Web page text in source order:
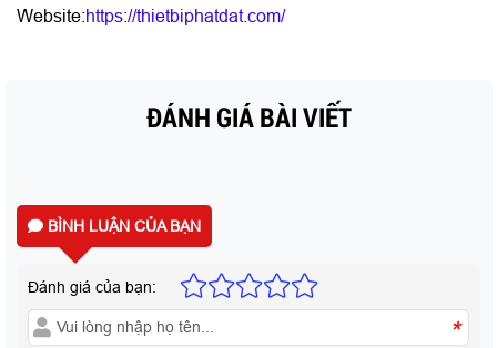
Website:https://thietbiphatdat.com/
ĐÁNH GIÁ BÀI VIẾT
BÌNH LUẬN CỦA BẠN
Đánh giá của bạn:
*